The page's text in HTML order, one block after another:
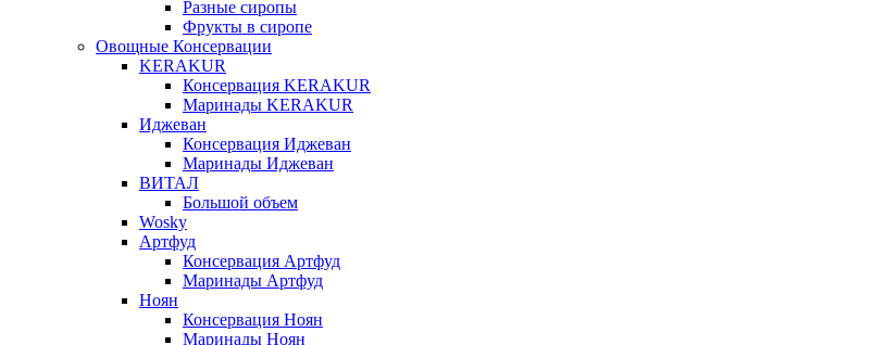
Разные сиропы
Фрукты в сиропе
Овощные Консервации
KERAKUR
Консервация KERAKUR
Маринады KERAKUR
Иджеван
Консервация Иджеван
Маринады Иджеван
ВИТАЛ
Большой объем
Wosky
Артфуд
Консервация Артфуд
Маринады Артфуд
Ноян
Консервация Ноян
Маринады Ноян